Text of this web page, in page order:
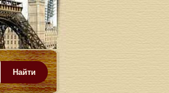
Найти